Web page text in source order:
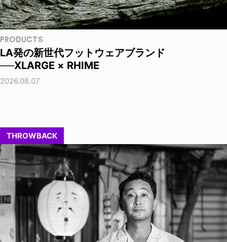
PRODUCTS
LA発の新世代フットウェアブランド
──XLARGE × RHIME
2026.08.07
THROWBACK